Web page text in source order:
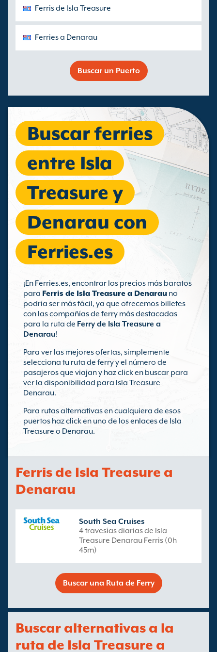
Ferris de Isla Treasure
Ferries a Denarau
Buscar un Puerto
Buscar ferries
entre Isla
Treasure y
Denarau con
Ferries.es
¡En Ferries.es, encontrar los precios más baratos
para Ferris de Isla Treasure a Denarau no
podría ser más fácil, ya que ofrecemos billetes
con las compañías de ferry más destacadas
para la ruta de Ferry de Isla Treasure a
Denarau!
Para ver las mejores ofertas, simplemente
selecciona tu ruta de ferry y el número de
pasajeros que viajan y haz click en buscar para
ver la disponibilidad para Isla Treasure
Denarau.
Para rutas alternativas en cualquiera de esos
puertos haz click en uno de los enlaces de Isla
Treasure o Denarau.
Ferris de Isla Treasure a
Denarau
South Sea Cruises
4 travesías diarias de Isla
Treasure Denarau Ferris (0h
45m)
Buscar una Ruta de Ferry
Buscar alternativas a la
ruta de Isla Treasure a